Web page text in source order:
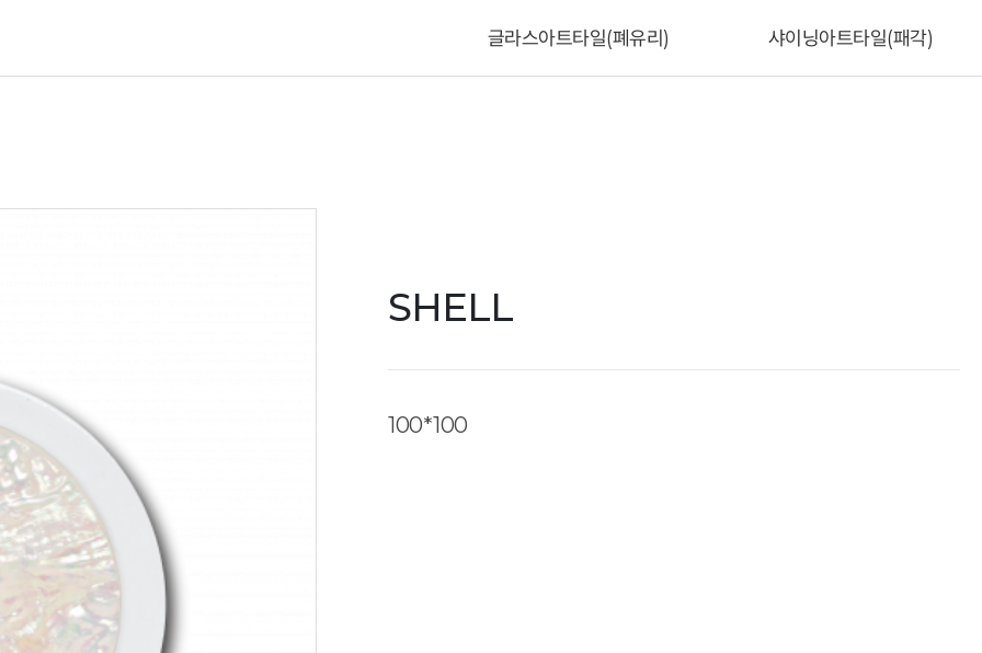
글라스아트타일(폐유리) 샤이닝아트타일(패각)
SHELL
100*100